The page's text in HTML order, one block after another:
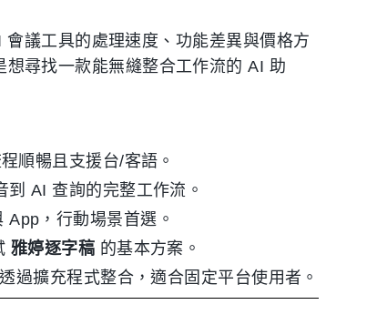
議工具的處理速度、功能差異與價格方
尋找一款能無縫整合工作流的 AI 助
程順暢且支援台/客語。
到 AI 查詢的完整工作流。
App，行動場景首選。
雅婷逐字稿 的基本方案。
透過擴充程式整合，適合固定平台使用者。